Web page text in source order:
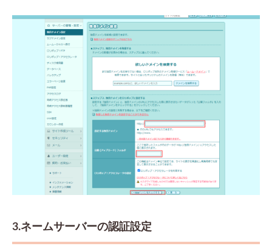
3.ネームサーバーの認証設定